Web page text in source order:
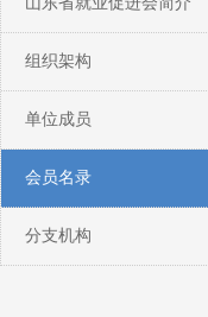
组织架构
单位成员
会员名录
分支机构